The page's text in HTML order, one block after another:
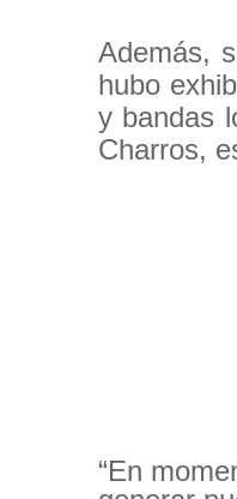
Además,
hubo
y bandas
Charros,
“En